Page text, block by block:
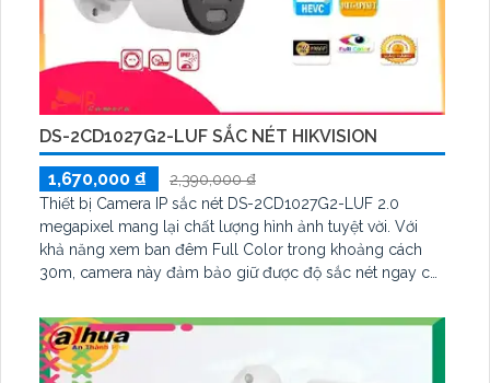
DS-2CD1027G2-LUF SẮC NÉT HIKVISION
1,670,000 ₫
2,390,000 ₫
Thiết bị Camera IP sắc nét DS-2CD1027G2-LUF 2.0
megapixel mang lại chất lượng hình ảnh tuyệt vời. Với
khả năng xem ban đêm Full Color trong khoảng cách
30m, camera này đảm bảo giữ được độ sắc nét ngay cả
ảnh không bị giảm nhưng vẫn mang lại màu sắc trung
thực